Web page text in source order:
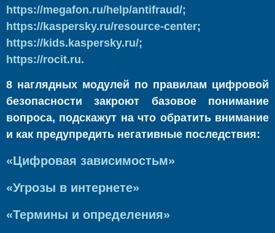
https://megafon.ru/help/antifraud/;
https://kaspersky.ru/resource-center;
https://kids.kaspersky.ru/;
https://rocit.ru.
8 наглядных модулей по правилам цифровой
безопасности закроют базовое понимание
вопроса, подскажут на что обратить внимание
и как предупредить негативные последствия:
«Цифровая зависимостьм»
«Угрозы в интернете»
«Термины и определения»